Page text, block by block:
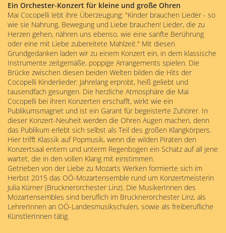
Ein Orchester-Konzert für kleine und große Ohren
Mai Cocopelli lebt ihre Überzeugung: "Kinder brauchen Lieder - so
wie sie Nahrung, Bewegung und Liebe brauchen! Lieder, die zu
Herzen gehen, nähren uns ebenso, wie eine sanfte Berührung
oder eine mit Liebe zubereitete Mahlzeit." Mit diesen
Grundgedanken laden wir zu einem Konzert ein, in dem klassische
Instrumente zeitgemäße, poppige Arrangements spielen. Die
Brücke zwischen diesen beiden Welten bilden die Hits der
Cocopelli Kinderlieder: Jahrelang erprobt, heiß geliebt und
tausendfach gesungen. Die herzliche Atmosphäre die Mai
Cocopelli bei ihren Konzerten erschafft, wirkt wie ein
Publikumsmagnet und ist ein Garant für begeisterte Zuhörer. In
dieser Konzert-Neuheit werden die Ohren Augen machen, denn
das Publikum erlebt sich selbst als Teil des großen Klangkörpers.
Hier trifft Klassik auf Popmusik, wenn die wilden Piraten den
Konzertsaal entern und unterm Regenbogen ein Schatz auf all jene
wartet, die in den vollen Klang mit einstimmen.
Getrieben von der Liebe zu Mozarts Werken formierte sich im
Herbst 2015 das OÖ-Mozartensemble rund um Konzertmeisterin
Julia Kürner (Brucknerorchester Linz). Die MusikerInnen des
Mozartensembles sind beruflich im Brucknerorchester Linz, als
LehrerInnen an OÖ-Landesmusikschulen, sowie als freiberufliche
KünstlerInnen tätig.